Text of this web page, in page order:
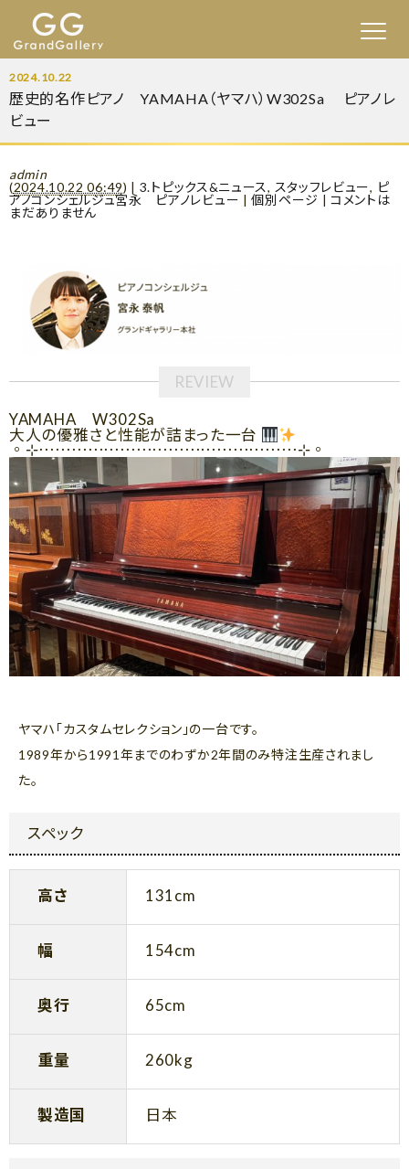
2024.10.22
歴史的名作ピアノ YAMAHA（ヤマハ）W302Sa ピアノレ
ビュー
admin
(2024.10.22 06:49) | 3.トピックス&ニュース, スタッフレビュー, ピ
アノコンシェルジュ宮永 ピアノレビュー |個別ページ |コメントは
まだありません
YAMAHA W302Sa
大人の優雅さと性能が詰まった一台
◦⊹⋯⋯⋯⋯⋯⋯⋯⋯⋯⋯⋯⋯⋯⋯⋯⋯⊹◦
ヤマハ「カスタムセレクション」の一台です。
1989年から1991年までのわずか2年間のみ特注生産されまし
た。
スペック
高さ 131cm
幅 154cm
奥行 65cm
重量 260kg
製造国 日本